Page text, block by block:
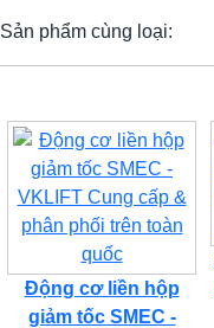
Sản phẩm cùng loại:
Động cơ liền hộp
giảm tốc SMEC -